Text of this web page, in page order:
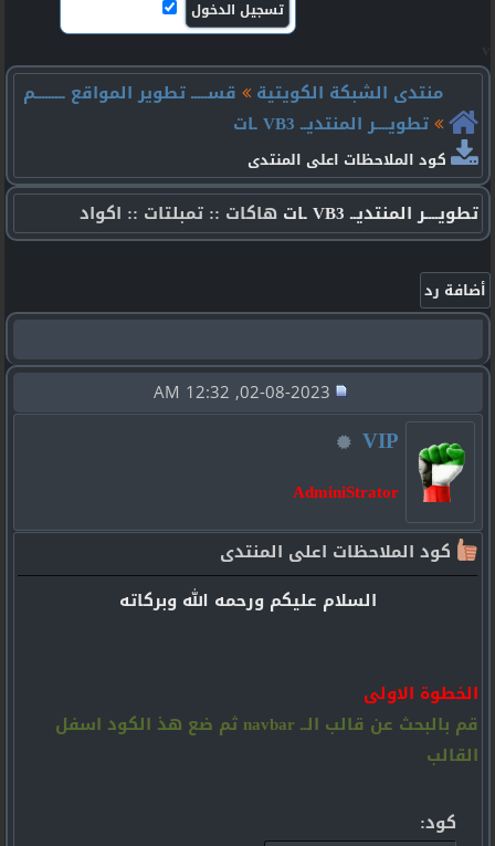
منتدى الشبكة الكويتية
قســـــ تطوير المواقع ـــــــــم
تطويــــر المنتديــ VB3 ـات
كود الملاحظات اعلى المنتدى
تطويــــر المنتديــ VB3 ـات هاكات :: تمبلتات :: اكواد
VIP
AdminiStrator
كود الملاحظات اعلى المنتدى
السلام عليكم ورحمه الله وبركاته
الخطوة الاولى
قم بالبحث عن قالب الــ navbar ثم ضع هذ الكود اسفل
القالب
كود: